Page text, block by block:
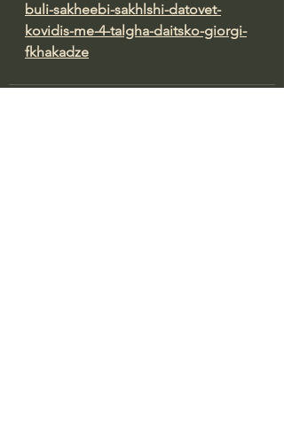
buli-sakheebi-sakhlshi-datovet-
kovidis-me-4-talgha-daitsko-giorgi-
fkhakadze